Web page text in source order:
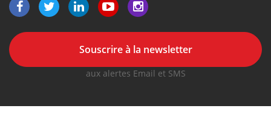
Souscrire à la newsletter
aux alertes Email et SMS